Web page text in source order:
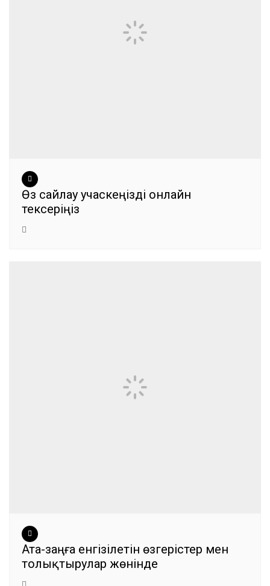
Өз сайлау учаскеңізді онлайн
тексеріңіз
Ата-заңға енгізілетін өзгерістер мен
толықтырулар жөнінде